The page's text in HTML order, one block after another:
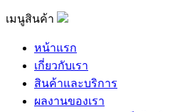
เมนูสินค้า
หน้าแรก
เกี่ยวกับเรา
สินค้าและบริการ
ผลงานของเรา